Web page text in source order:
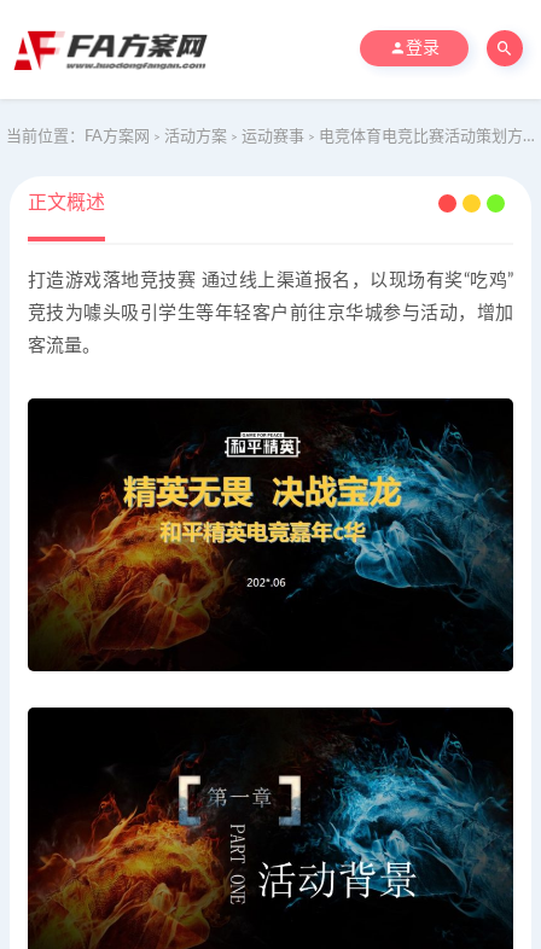
登录
当前位置： FA方案网 > 活动方案 > 运动赛事 > 电竞体育电竞比赛活动策划方案
正文概述
打造游戏落地竞技赛 通过线上渠道报名，以现场有奖“吃鸡”
竞技为噱头吸引学生等年轻客户前往京华城参与活动，增加
客流量。